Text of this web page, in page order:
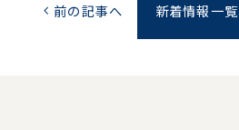
chevron_left 前の記事へ 新着情報一